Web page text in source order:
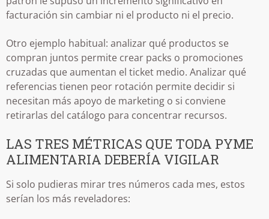
facturación sin cambiar ni el producto ni el precio.
Otro ejemplo habitual: analizar qué productos se
compran juntos permite crear packs o promociones
cruzadas que aumentan el ticket medio. Analizar qué
referencias tienen peor rotación permite decidir si
necesitan más apoyo de marketing o si conviene
retirarlas del catálogo para concentrar recursos.
LAS TRES MÉTRICAS QUE TODA PYME
ALIMENTARIA DEBERÍA VIGILAR
Si solo pudieras mirar tres números cada mes, estos
serían los más reveladores: